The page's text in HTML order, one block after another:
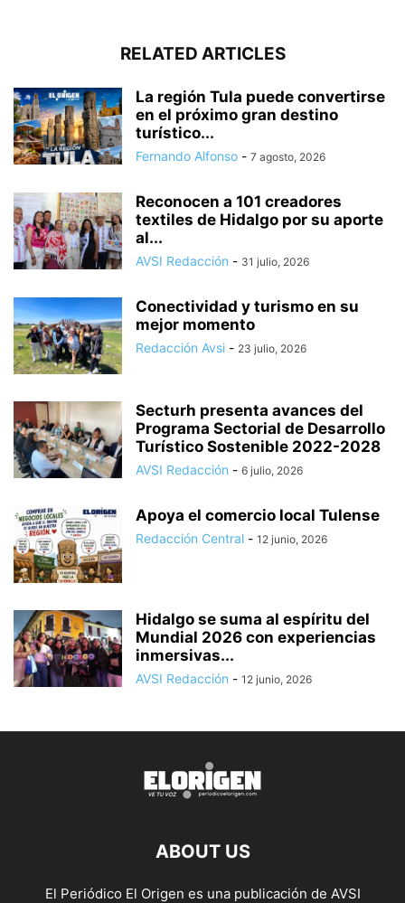
RELATED ARTICLES
La región Tula puede convertirse
en el próximo gran destino
turístico...
Fernando Alfonso - 7 agosto, 2026
Reconocen a 101 creadores
textiles de Hidalgo por su aporte
al...
AVSI Redacción - 31 julio, 2026
Conectividad y turismo en su
mejor momento
Redacción Avsi - 23 julio, 2026
Secturh presenta avances del
Programa Sectorial de Desarrollo
Turístico Sostenible 2022-2028
AVSI Redacción - 6 julio, 2026
Apoya el comercio local Tulense
Redacción Central - 12 junio, 2026
Hidalgo se suma al espíritu del
Mundial 2026 con experiencias
inmersivas...
AVSI Redacción - 12 junio, 2026
ABOUT US
El Periódico El Origen es una publicación de AVSI